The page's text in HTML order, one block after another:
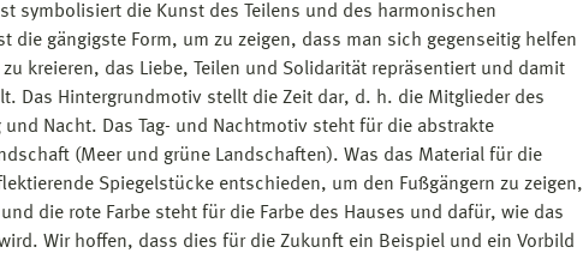
symbolisiert die Kunst des Teilens und des harmonischen
die gängigste Form, um zu zeigen, dass man sich gegenseitig helfen
kreieren, das Liebe, Teilen und Solidarität repräsentiert und damit
Das Hintergrundmotiv stellt die Zeit dar, d. h. die Mitglieder des
Nacht. Das Tag- und Nachtmotiv steht für die abstrakte
(Meer und grüne Landschaften). Was das Material für die
Spiegelstücke entschieden, um den Fußgängern zu zeigen,
die rote Farbe steht für die Farbe des Hauses und dafür, wie das
Wir hoffen, dass dies für die Zukunft ein Beispiel und ein Vorbild